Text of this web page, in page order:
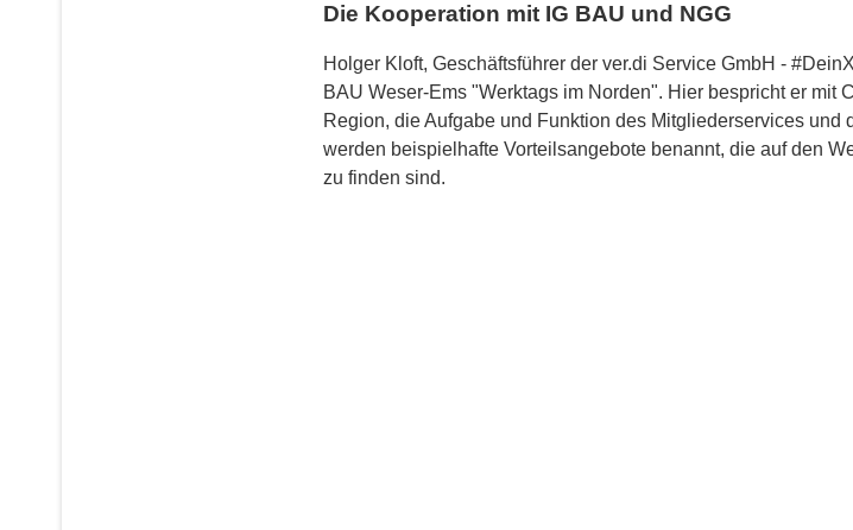
Die Kooperation mit IG BAU und NGG
Holger Kloft, Geschäftsführer der ver.di Service GmbH -
BAU Weser-Ems "Werktags im Norden". Hier bespricht er mit
Region, die Aufgabe und Funktion des Mitgliederservices und
werden beispielhafte Vorteilsangebote benannt, die auf den
zu finden sind.